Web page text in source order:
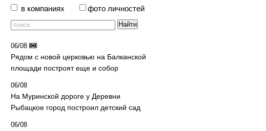
в компаниях
фото личностей
06/08
Рядом с новой церковью на Балканской
площади построят еще и собор
06/08
На Муринской дороге у Деревни
Рыбацкое город построил детский сад
06/08